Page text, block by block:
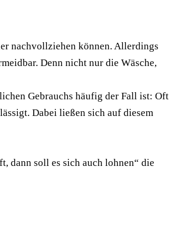
nachvollziehen können. Allerdings
Denn nicht nur die Wäsche,
Gebrauchs häufig der Fall ist: Oft
Dabei ließen sich auf diesem
dann soll es sich auch lohnen“ die